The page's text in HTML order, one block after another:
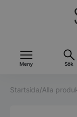
Meny Sök
Startsida/Alla